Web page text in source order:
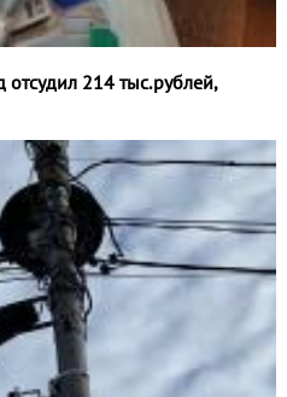
214 тыс.рублей,